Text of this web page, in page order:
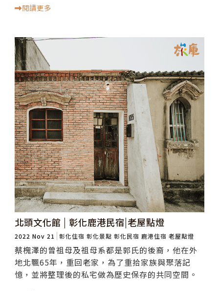
閱讀更多
北頭文化館 | 彰化鹿港民宿|老屋點燈
2022 Nov 21 彰化住宿 彰化景點 彰化民宿 鹿港住宿 老屋點燈
蔡槐澤的曾祖母及祖母系都是郭氏的後裔，他在外
地北飄65年，重回老家，為了重拾家族與聚落記
憶，並將整理後的私宅做為歷史保存的共同空間。